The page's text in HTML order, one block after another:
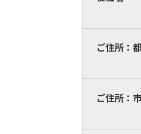
ご住所：
ご住所：